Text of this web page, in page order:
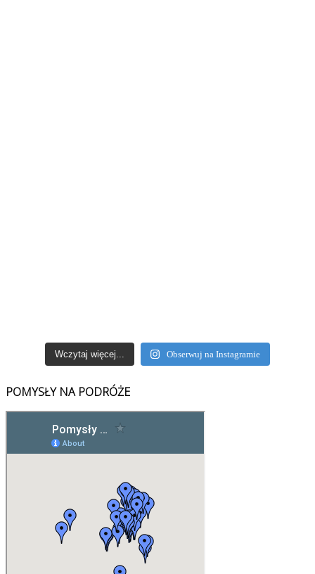
Wczytaj więcej... Obserwuj na Instagramie
POMYSŁY NA PODRÓŻE